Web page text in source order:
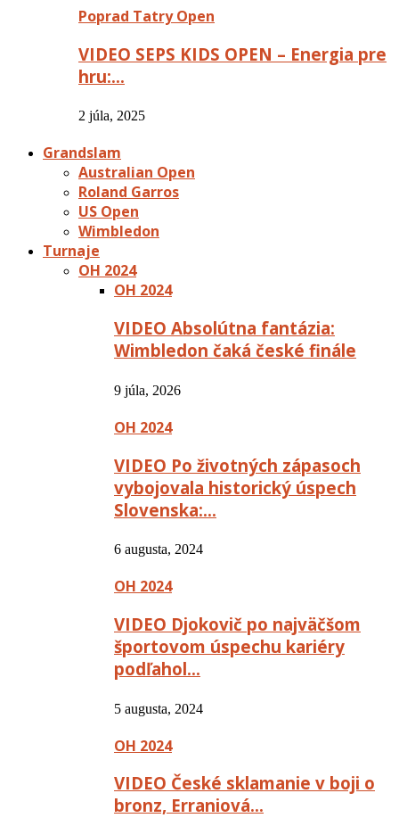
Poprad Tatry Open
VIDEO SEPS KIDS OPEN – Energia pre
hru:…
2 júla, 2025
Grandslam
Australian Open
Roland Garros
US Open
Wimbledon
Turnaje
OH 2024
OH 2024
VIDEO Absolútna fantázia:
Wimbledon čaká české finále
9 júla, 2026
OH 2024
VIDEO Po životných zápasoch
vybojovala historický úspech
Slovenska:…
6 augusta, 2024
OH 2024
VIDEO Djokovič po najväčšom
športovom úspechu kariéry
podľahol…
5 augusta, 2024
OH 2024
VIDEO České sklamanie v boji o
bronz, Erraniová…